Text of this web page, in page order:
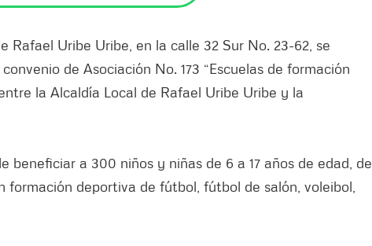
Rafael Uribe Uribe, en la calle 32 Sur No. 23-62, se
de Asociación No. 173 “Escuelas de formación
la Alcaldía Local de Rafael Uribe Uribe y la
beneficiar a 300 niños y niñas de 6 a 17 años de edad, de
formación deportiva de fútbol, fútbol de salón, voleibol,